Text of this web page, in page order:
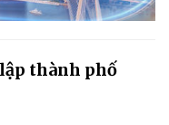
thành phố